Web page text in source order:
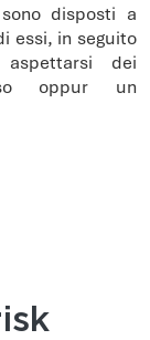
disposti a
essi, in seguito
aspettarsi dei
oppur un